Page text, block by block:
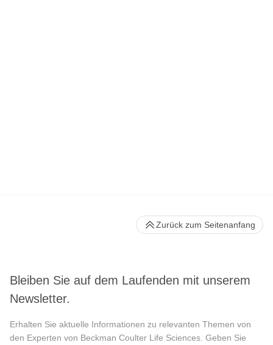
Bleiben Sie auf dem Laufenden mit unserem
Newsletter.
Erhalten Sie aktuelle Informationen zu relevanten Themen von
den Experten von Beckman Coulter Life Sciences. Geben Sie
Zurück zum Seitenanfang